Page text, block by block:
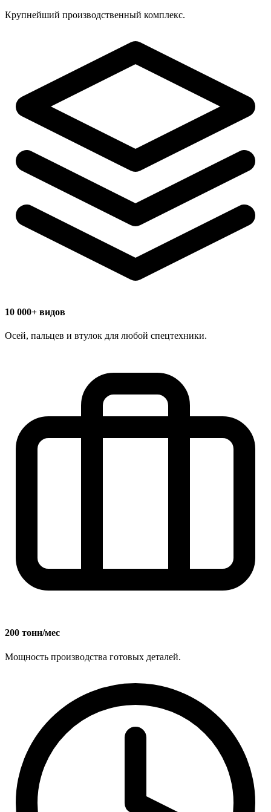
Крупнейший производственный комплекс.
10 000+ видов
Осей, пальцев и втулок для любой спецтехники.
200 тонн/мес
Мощность производства готовых деталей.